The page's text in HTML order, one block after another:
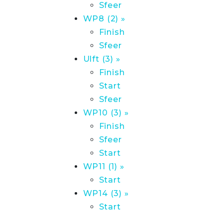
Sfeer
WP8 (2) »
Finish
Sfeer
Ulft (3) »
Finish
Start
Sfeer
WP10 (3) »
Finish
Sfeer
Start
WP11 (1) »
Start
WP14 (3) »
Start